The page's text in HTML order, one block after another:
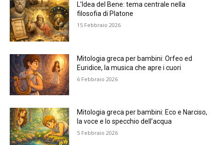
L’Idea del Bene: tema centrale nella
filosofia di Platone
15 Febbraio 2026
Mitologia greca per bambini: Orfeo ed
Euridice, la musica che apre i cuori
6 Febbraio 2026
Mitologia greca per bambini: Eco e Narciso,
la voce e lo specchio dell’acqua
5 Febbraio 2026